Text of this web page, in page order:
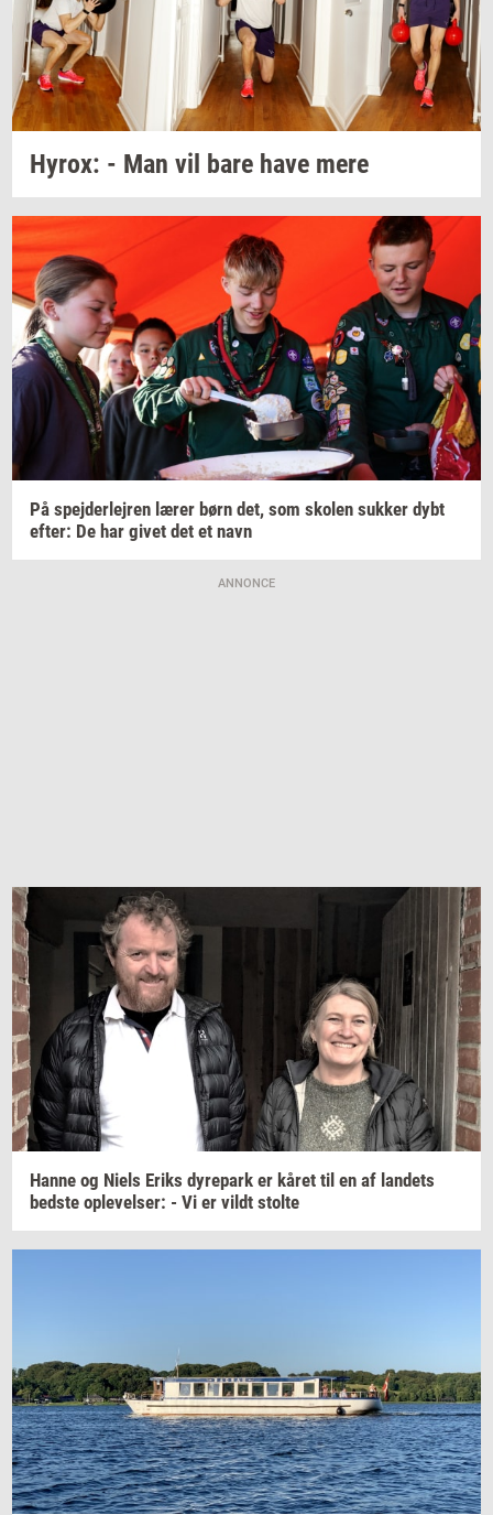
Hyrox: - Man vil bare have mere
På spej­der­lej­ren lærer børn det, som sko­len suk­ker dybt
efter: De har givet det et navn
ANNONCE
Hanne og Niels Eriks dy­re­park er kåret til en af lan­dets
bed­ste op­le­vel­ser: - Vi er vildt stol­te